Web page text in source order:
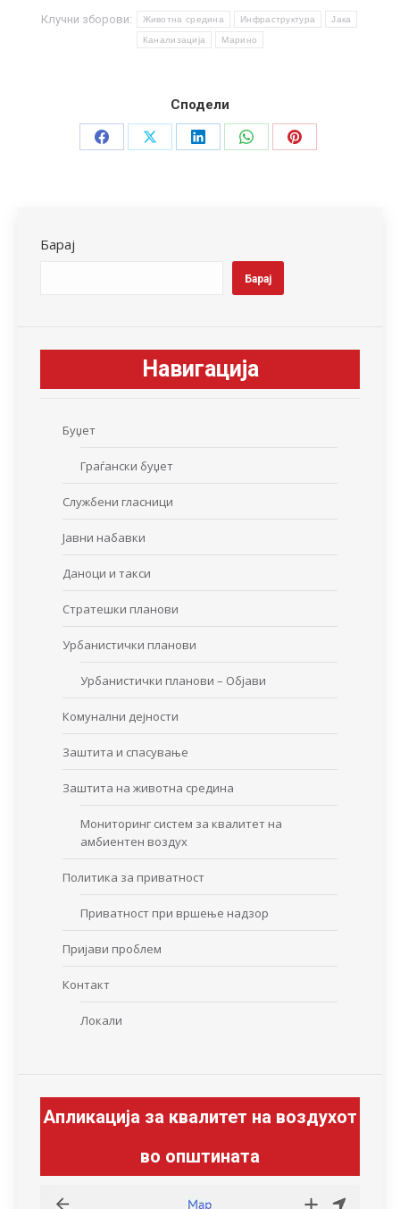
Клучни зборови: Животна средина Инфраструктура Јака
Канализација Марино
Сподели
Share
Share
Share
Share
Share
Барај
Барај
Навигација
Буџет
Граѓански буџет
Службени гласници
Јавни набавки
Даноци и такси
Стратешки планови
Урбанистички планови
Урбанистички планови – Објави
Комунални дејности
Заштита и спасување
Заштита на животна средина
Мониторинг систем за квалитет на
амбиентен воздух
Политика за приватност
Приватност при вршење надзор
Пријави проблем
Контакт
Локали
Апликација за квалитет на воздухот
во општината